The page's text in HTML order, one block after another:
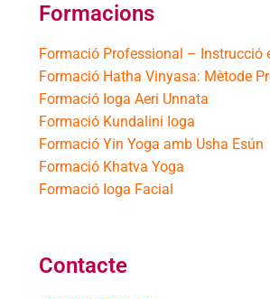
Formacions
Formació Professional – Instrucció
Formació Hatha Vinyasa: Mètode
Formació Ioga Aeri Unnata
Formació Kundalini Ioga
Formació Yin Yoga amb Usha Esún
Formació Khatva Yoga
Formació Ioga Facial
Contacte